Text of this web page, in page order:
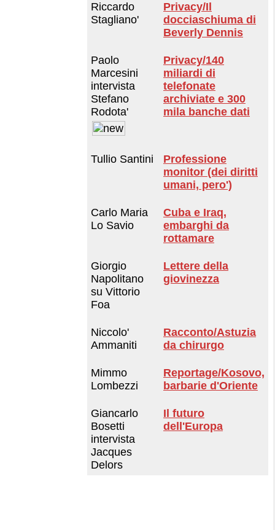
Riccardo
Stagliano'
Privacy/Il
docciaschiuma di
Beverly Dennis
Paolo
Marcesini
intervista
Stefano
Rodota'
Privacy/140
miliardi di
telefonate
archiviate e 300
mila banche dati
Tullio Santini
Professione
monitor (dei diritti
umani, pero')
Carlo Maria
Lo Savio
Cuba e Iraq,
embarghi da
rottamare
Giorgio
Napolitano
su Vittorio
Foa
Lettere della
giovinezza
Niccolo'
Ammaniti
Racconto/Astuzia
da chirurgo
Mimmo
Lombezzi
Reportage/Kosovo,
barbarie d'Oriente
Giancarlo
Bosetti
intervista
Jacques
Delors
Il futuro
dell'Europa